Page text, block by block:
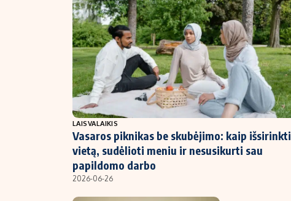
Aplinka
Verslas
Energetika
Ekonomika
Politika
NT ir statybos
Įmonės
Žemės ūkis
Technologijos
Laisvalaikis
LAISVALAIKIS
Vasaros piknikas be skubėjimo: kaip išsirinkti
vietą, sudėlioti meniu ir nesusikurti sau
papildomo darbo
2026-06-26